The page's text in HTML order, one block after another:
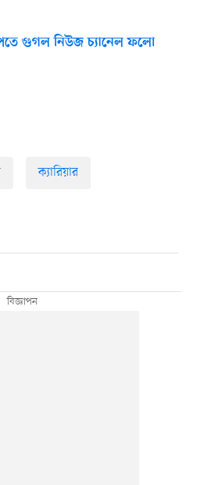
গুগল নিউজ চ্যানেল ফলো
ক্যারিয়ার